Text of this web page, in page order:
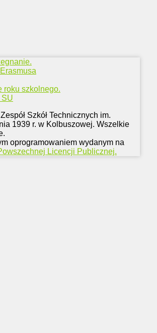
roku szkolnego.
Szkół Technicznych im.
1939 r. w Kolbuszowej. Wszelkie
oprogramowaniem wydanym na
Licencji Publicznej.